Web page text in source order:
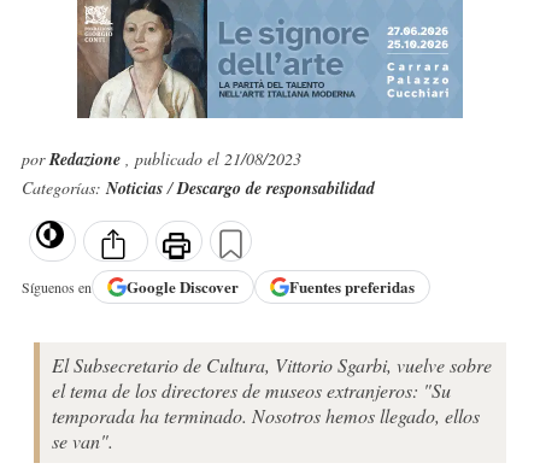
porRedazione , publicado el 21/08/2023
Categorías:Noticias/Descargo de responsabilidad
Síguenos en GoogleDiscover Fuentes preferidas
El Subsecretario de Cultura, Vittorio Sgarbi, vuelve sobre
el tema de los directores de museos extranjeros: "Su
temporada ha terminado. Nosotros hemos llegado, ellos
se van".